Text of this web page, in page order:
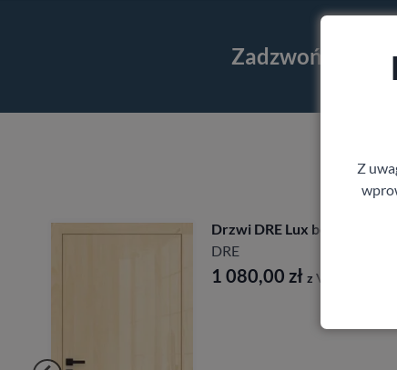
Zadzwoń i
Drzwi DRE Lux bezprzylgowe
Z